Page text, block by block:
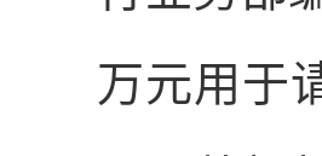
万元用于